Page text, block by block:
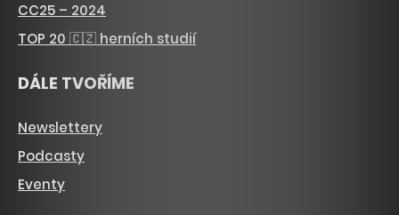
CC25 – 2024
TOP 20 🇨🇿 herních studií
DÁLE TVOŘÍME
Newslettery
Podcasty
Eventy